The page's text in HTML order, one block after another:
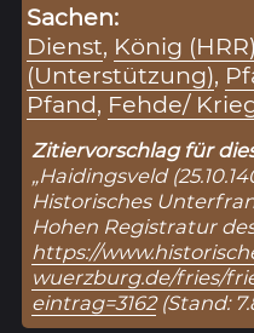
Sachen:
Dienst, König
(Unterstützung),
Pfand, Fehde/
Zitiervorschlag für
„Haidingsveld
Historisches
Hohen Registratur
https://
wuerzburg.de/fries/
eintrag=3162(Stand: